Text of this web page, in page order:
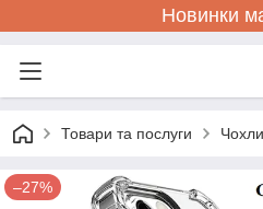
Новинки
Товари та послуги
–27%